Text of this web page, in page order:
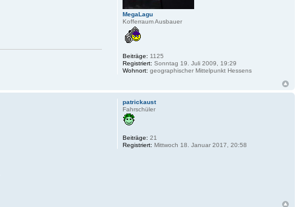
MegaLagu
Kofferraum Ausbauer
Beiträge: 1125
Registriert: Sonntag 19. Juli 2009, 19:29
Wohnort: geographischer Mittelpunkt Hessens
patrickaust
Fahrschüler
Beiträge: 21
Registriert: Mittwoch 18. Januar 2017, 20:58